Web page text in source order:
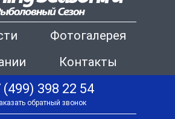
Фотогалерея
Контакты
(499) 398 22 54
обратный звонок